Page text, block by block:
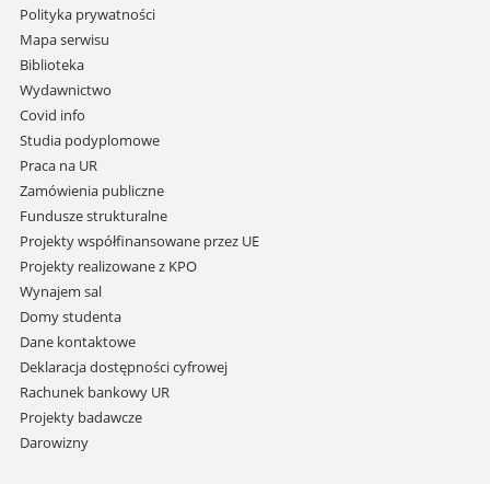
Pomiń
nawigację
i
przejdź
do
treści
Polityka prywatności
Mapa serwisu
Biblioteka
Wydawnictwo
Covid info
Studia podyplomowe
Praca na UR
Zamówienia publiczne
Fundusze strukturalne
Projekty współfinansowane przez UE
Projekty realizowane z KPO
Wynajem sal
Domy studenta
Dane kontaktowe
Deklaracja dostępności cyfrowej
Rachunek bankowy UR
Projekty badawcze
Darowizny